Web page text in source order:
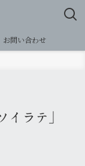
お問い合わせ
イラテ」